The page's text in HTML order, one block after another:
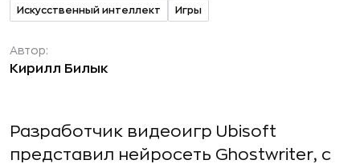
Искусственный интеллект Игры
Автор:
Кирилл Билык
Разработчик видеоигр Ubisoft
представил нейросеть Ghostwriter, с